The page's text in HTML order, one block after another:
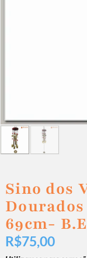
Sino dos
69cm-
R$75,00